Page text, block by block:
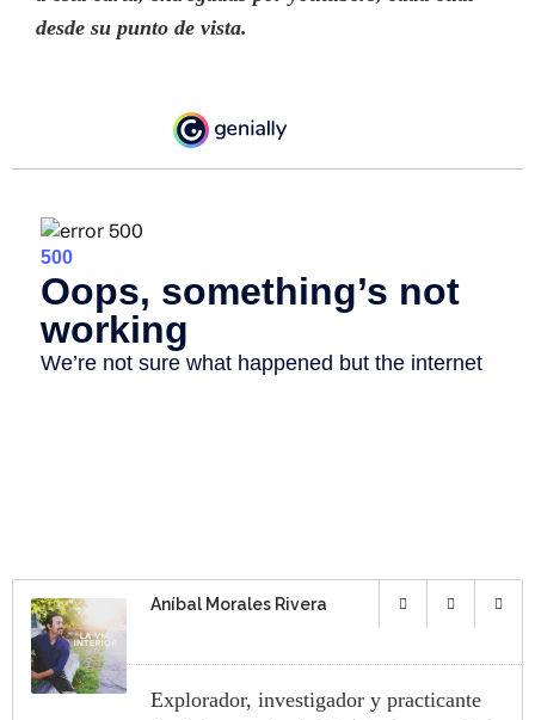
desde su punto de vista.
Aníbal Morales Rivera
Explorador, investigador y practicante